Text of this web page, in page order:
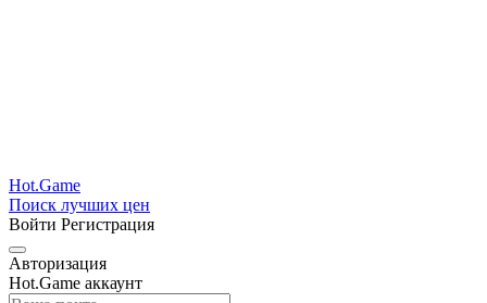
Hot.Game
Поиск лучших цен
Войти Регистрация
Авторизация
Hot.Game аккаунт